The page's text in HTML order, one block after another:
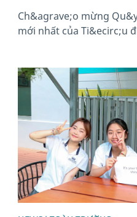
Ch&agrave;o mừng
mới nhất của Ti&ecirc;u
News image